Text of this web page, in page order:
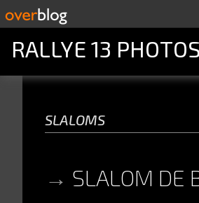
RALLYE 13 PHOTOS
slaloms
SLALOM DE